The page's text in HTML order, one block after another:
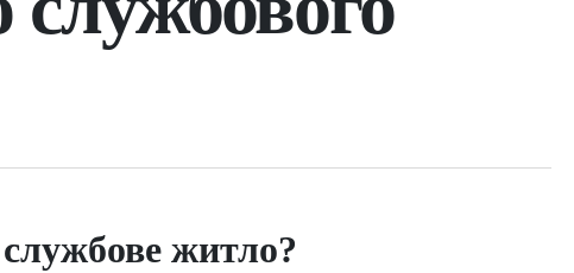
житло?